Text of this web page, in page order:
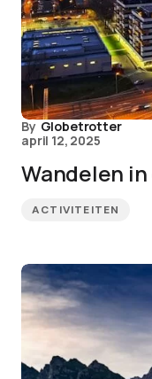
By Globetrotter
april 12, 2025
Wandelen
ACTIVITEITEN